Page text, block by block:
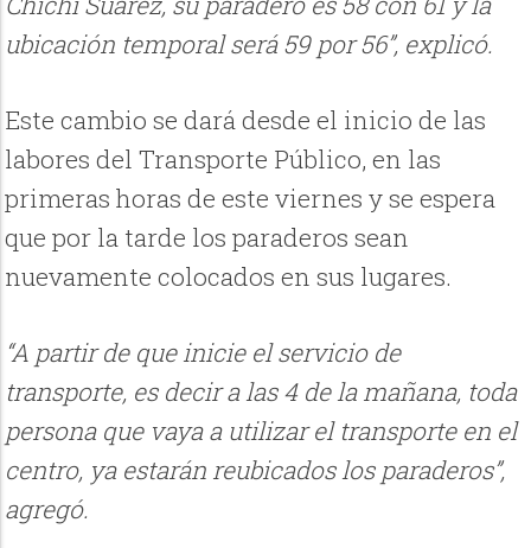
ubicación temporal será 59 por 56”, explicó.
Este cambio se dará desde el inicio de las
labores del Transporte Público, en las
primeras horas de este viernes y se espera
que por la tarde los paraderos sean
nuevamente colocados en sus lugares.
“A partir de que inicie el servicio de
transporte, es decir a las 4 de la mañana, toda
persona que vaya a utilizar el transporte en el
centro, ya estarán reubicados los paraderos”,
agregó.